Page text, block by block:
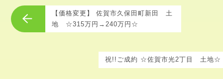
【価格変更】 佐賀市久保田町新田 土
地 ☆315万円→240万円☆
祝!!ご成約 ☆佐賀市光2丁目 土地☆